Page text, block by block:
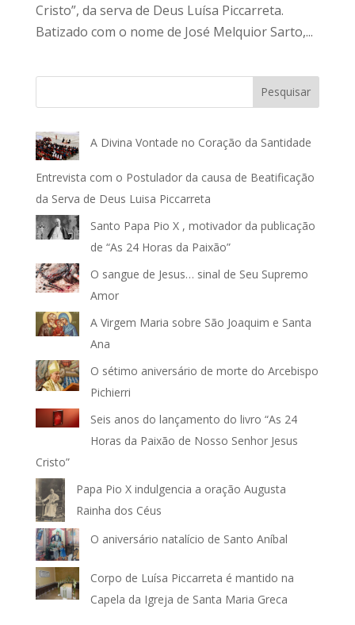
Cristo”, da serva de Deus Luísa Piccarreta.
Batizado com o nome de José Melquior Sarto,...
Pesquisar
A Divina Vontade no Coração da Santidade
Entrevista com o Postulador da causa de Beatificação
da Serva de Deus Luisa Piccarreta
Santo Papa Pio X , motivador da publicação
de “As 24 Horas da Paixão”
O sangue de Jesus… sinal de Seu Supremo
Amor
A Virgem Maria sobre São Joaquim e Santa
Ana
O sétimo aniversário de morte do Arcebispo
Pichierri
Seis anos do lançamento do livro “As 24
Horas da Paixão de Nosso Senhor Jesus
Cristo”
Papa Pio X indulgencia a oração Augusta
Rainha dos Céus
O aniversário natalício de Santo Aníbal
Corpo de Luísa Piccarreta é mantido na
Capela da Igreja de Santa Maria Greca